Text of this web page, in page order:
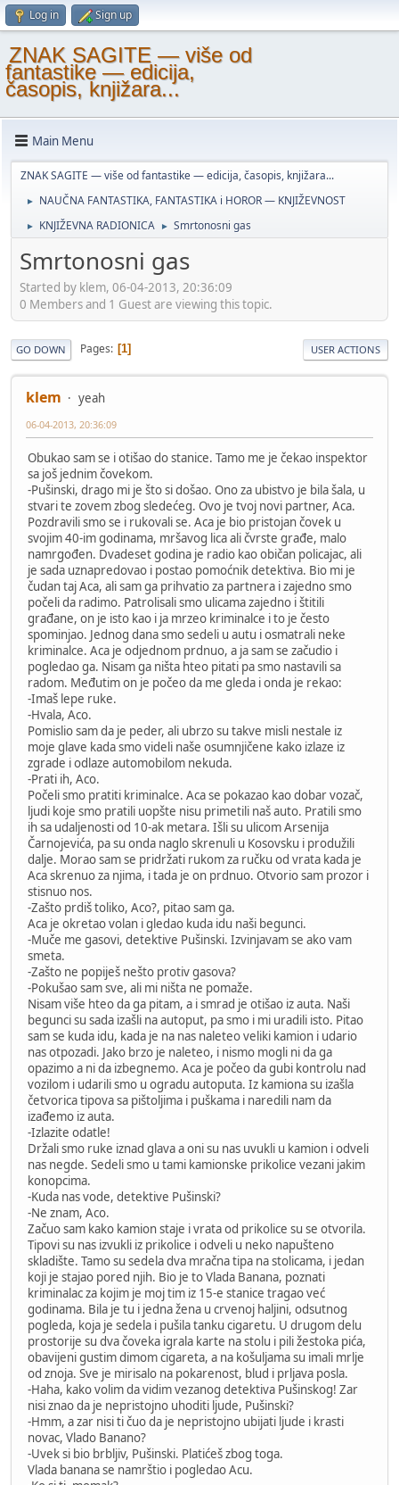
Log in Sign up
ZNAK SAGITE — više od
fantastike — edicija,
časopis, knjižara...
Main Menu
ZNAK SAGITE — više od fantastike — edicija, časopis, knjižara...
► NAUČNA FANTASTIKA, FANTASTIKA i HOROR — KNJIŽEVNOST
► KNJIŽEVNA RADIONICA ► Smrtonosni gas
Smrtonosni gas
Started by klem, 06-04-2013, 20:36:09
0 Members and 1 Guest are viewing this topic.
GO DOWN Pages 1 USER ACTIONS
klem yeah
06-04-2013, 20:36:09
Obukao sam se i otišao do stanice. Tamo me je čekao inspektor
sa još jednim čovekom.
-Pušinski, drago mi je što si došao. Ono za ubistvo je bila šala, u
stvari te zovem zbog sledećeg. Ovo je tvoj novi partner, Aca.
Pozdravili smo se i rukovali se. Aca je bio pristojan čovek u
svojim 40-im godinama, mršavog lica ali čvrste građe, malo
namrgođen. Dvadeset godina je radio kao običan policajac, ali
je sada uznapredovao i postao pomoćnik detektiva. Bio mi je
čudan taj Aca, ali sam ga prihvatio za partnera i zajedno smo
počeli da radimo. Patrolisali smo ulicama zajedno i štitili
građane, on je isto kao i ja mrzeo kriminalce i to je često
spominjao. Jednog dana smo sedeli u autu i osmatrali neke
kriminalce. Aca je odjednom prdnuo, a ja sam se začudio i
pogledao ga. Nisam ga ništa hteo pitati pa smo nastavili sa
radom. Međutim on je počeo da me gleda i onda je rekao:
-Imaš lepe ruke.
-Hvala, Aco.
Pomislio sam da je peder, ali ubrzo su takve misli nestale iz
moje glave kada smo videli naše osumnjičene kako izlaze iz
zgrade i odlaze automobilom nekuda.
-Prati ih, Aco.
Počeli smo pratiti kriminalce. Aca se pokazao kao dobar vozač,
ljudi koje smo pratili uopšte nisu primetili naš auto. Pratili smo
ih sa udaljenosti od 10-ak metara. Išli su ulicom Arsenija
Čarnojevića, pa su onda naglo skrenuli u Kosovsku i produžili
dalje. Morao sam se pridržati rukom za ručku od vrata kada je
Aca skrenuo za njima, i tada je on prdnuo. Otvorio sam prozor i
stisnuo nos.
-Zašto prdiš toliko, Aco?, pitao sam ga.
Aca je okretao volan i gledao kuda idu naši begunci.
-Muče me gasovi, detektive Pušinski. Izvinjavam se ako vam
smeta.
-Zašto ne popiješ nešto protiv gasova?
-Pokušao sam sve, ali mi ništa ne pomaže.
Nisam više hteo da ga pitam, a i smrad je otišao iz auta. Naši
begunci su sada izašli na autoput, pa smo i mi uradili isto. Pitao
sam se kuda idu, kada je na nas naleteo veliki kamion i udario
nas otpozadi. Jako brzo je naleteo, i nismo mogli ni da ga
opazimo a ni da izbegnemo. Aca je počeo da gubi kontrolu nad
vozilom i udarili smo u ogradu autoputa. Iz kamiona su izašla
četvorica tipova sa pištoljima i puškama i naredili nam da
izađemo iz auta.
-Izlazite odatle!
Držali smo ruke iznad glava a oni su nas uvukli u kamion i odveli
nas negde. Sedeli smo u tami kamionske prikolice vezani jakim
konopcima.
-Kuda nas vode, detektive Pušinski?
-Ne znam, Aco.
Začuo sam kako kamion staje i vrata od prikolice su se otvorila.
Tipovi su nas izvukli iz prikolice i odveli u neko napušteno
skladište. Tamo su sedela dva mračna tipa na stolicama, i jedan
koji je stajao pored njih. Bio je to Vlada Banana, poznati
kriminalac za kojim je moj tim iz 15-e stanice tragao već
godinama. Bila je tu i jedna žena u crvenoj haljini, odsutnog
pogleda, koja je sedela i pušila tanku cigaretu. U drugom delu
prostorije su dva čoveka igrala karte na stolu i pili žestoka pića,
obavijeni gustim dimom cigareta, a na košuljama su imali mrlje
od znoja. Sve je mirisalo na pokarenost, blud i prljava posla.
-Haha, kako volim da vidim vezanog detektiva Pušinskog! Zar
nisi znao da je nepristojno uhoditi ljude, Pušinski?
-Hmm, a zar nisi ti čuo da je nepristojno ubijati ljude i krasti
novac, Vlado Banano?
-Uvek si bio brbljiv, Pušinski. Platićeš zbog toga.
Vlada banana se namrštio i pogledao Acu.